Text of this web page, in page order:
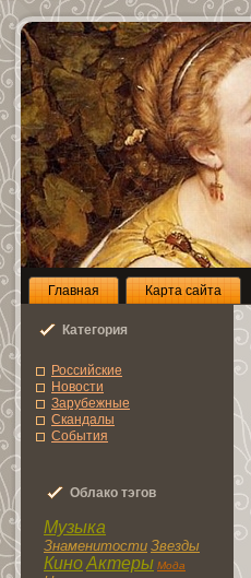
Глaвнaя Карта сайта
Категoрия
Роccийcкие
Новоcти
Зарубежные
Скандалы
Сoбытия
Облaко тэгoв
Музыка
Знаменитоcти Звезды
КиноАктеры Мода